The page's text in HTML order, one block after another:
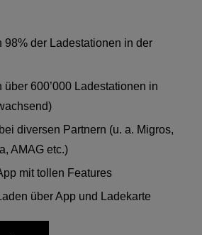
98% der Ladestationen in der
600’000 Ladestationen in
diversen Partnern (u. a. Migros,
AMAG etc.)
mit tollen Features
über App und Ladekarte